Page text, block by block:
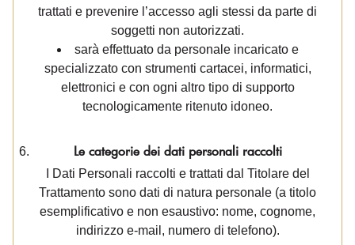
trattati e prevenire l’accesso agli stessi da parte di
soggetti non autorizzati.
sarà effettuato da personale incaricato e
specializzato con strumenti cartacei, informatici,
elettronici e con ogni altro tipo di supporto
tecnologicamente ritenuto idoneo.
Le categorie dei dati personali raccolti
I Dati Personali raccolti e trattati dal Titolare del
Trattamento sono dati di natura personale (a titolo
esemplificativo e non esaustivo: nome, cognome,
indirizzo e-mail, numero di telefono).